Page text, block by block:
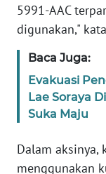
5991-AAC
digunakan,"
Baca Juga:
Evakuasi
Lae Soraya
Suka Maju
Dalam aksinya,
menggunakan
WN
WN
SULTENG
SULBAR